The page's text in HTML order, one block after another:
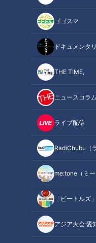
ゴゴスマ
ドキュメンタ
THE TIME,
ニュースコラム
ライブ配信
RadiChubu（
me:tone（ミー
「ビートルズ
アジア大会 愛
この記事を見たあな
【切り抜きみてちょ】榊原
が実況で一番きびしいシチ
ーションは？ #ドラゴンズ #若
狭アナ #榊原アナ #中村ア
中日ドラゴンズ
「僕も監督だったら、福永
をセカンドにすると思う」